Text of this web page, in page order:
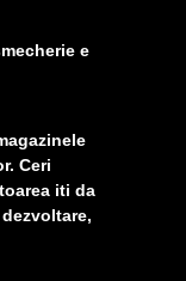
e
Ceri
iti da